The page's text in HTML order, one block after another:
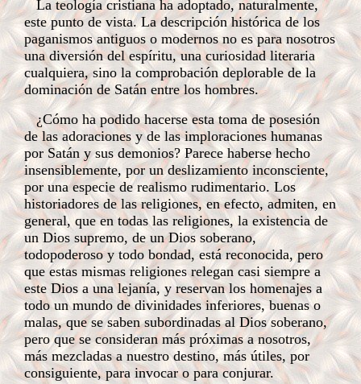
La teología cristiana ha adoptado, naturalmente,
este punto de vista. La descripción histórica de los
paganismos antiguos o modernos no es para nosotros
una diversión del espíritu, una curiosidad literaria
cualquiera, sino la comprobación deplorable de la
dominación de Satán entre los hombres.
¿Cómo ha podido hacerse esta toma de posesión
de las adoraciones y de las imploraciones humanas
por Satán y sus demonios? Parece haberse hecho
insensiblemente, por un deslizamiento inconsciente,
por una especie de realismo rudimentario. Los
historiadores de las religiones, en efecto, admiten, en
general, que en todas las religiones, la existencia de
un Dios supremo, de un Dios soberano,
todopoderoso y todo bondad, está reconocida, pero
que estas mismas religiones relegan casi siempre a
este Dios a una lejanía, y reservan los homenajes a
todo un mundo de divinidades inferiores, buenas o
malas, que se saben subordinadas al Dios soberano,
pero que se consideran más próximas a nosotros,
más mezcladas a nuestro destino, más útiles, por
consiguiente, para invocar o para conjurar.